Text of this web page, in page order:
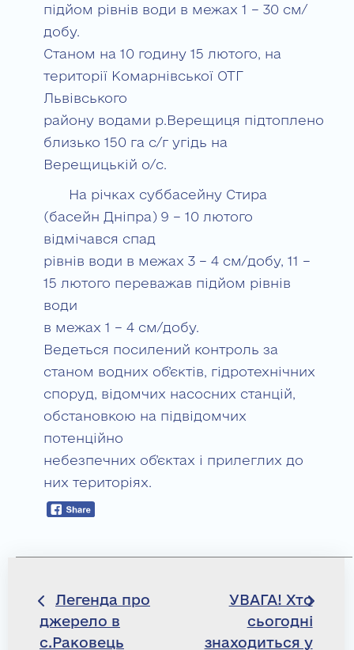
підйом рівнів води в межах 1 – 30 см/
добу.
Станом на 10 годину 15 лютого, на
території Комарнівської ОТГ
Львівського
району водами р.Верещиця підтоплено
близько 150 га с/г угідь на
Верещицькій о/с.
На річках суббасейну Стира
(басейн Дніпра) 9 – 10 лютого
відмічався спад
рівнів води в межах 3 – 4 см/добу, 11 –
15 лютого переважав підйом рівнів
води
в межах 1 – 4 см/добу.
Ведеться посилений контроль за
станом водних об’єктів, гідротехнічних
споруд, відомчих насосних станцій,
обстановкою на підвідомчих
потенційно
небезпечних об’єктах і прилеглих до
них територіях.
Навігація
записів
Легенда про
джерело в
с.Раковець
УВАГА! Хто
сьогодні
знаходиться у